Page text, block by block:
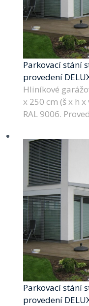
Parkovací stání
provedení
Hliníkové
x 250 cm (š x h
RAL 9006.
Parkovací stání
provedení